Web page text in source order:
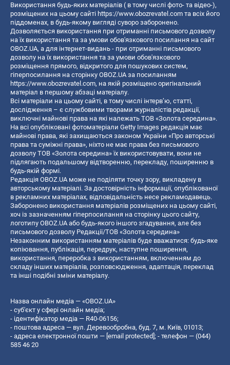
Використання будь-яких матеріалів ( в тому числі фото- та відео-),
розміщених на цьому сайті https://www.obozrevatel.com та всіх його
піддоменах, в будь-якому вигляді суворо заборонено.
Дозволяється використання при отриманні письмового дозволу
на їх використання та за умови обов'язкового посилання на сайт
OBOZ.UA, а для інтернет-видань - при отриманні письмового
дозволу на їх використання та за умови обов'язкового
розміщення прямого, відкритого для пошукових систем,
гіперпосилання на сторінку OBOZ.UA за посиланням
https://www.obozrevatel.com, на якій розміщено оригінальний
матеріал в першому абзаці матеріалу.
Всі матеріали на цьому сайті, в тому числі інтерв’ю, статті,
дослідження – є службовими творами журналістів редакції,
виключні майнові права на які належать ТОВ «Золота середина».
На всі опубліковані фотоматеріали Getty Images редакція має
майнові права, які захищаються законом України «Про авторські
права та суміжні права», ніхто не має права без письмового
дозволу ТОВ «Золота середина» їх використовувати, вони не
підлягають подальшому відтворенню, перекладу, поширенню в
будь-якій формі.
Редакція OBOZ.UA може не поділяти точку зору, викладену в
авторському матеріалі. За достовірність інформації, опублікованої
в рекламних матеріалах, відповідальність несе рекламодавець.
Заборонено використання матеріалів розміщених на цьому сайті,
хоч із зазначенням гіперпосилання на сторінку цього сайту,
логотипу OBOZ.UA або будь-якого іншого згадування, але без
письмового дозволу Редакції/ТОВ «Золота середина»
Незаконним використанням матеріалів буде вважатися: будь-яке
копiювання, публiкацiя, передрук, наступне поширення,
використання, переробка з використанням, включенням до
складу інших матеріалів, розповсюдження, адаптація, переклад
та інші подібні зміни матеріалу.
Назва онлайн медіа — «OBOZ.UA»
- суб'єкт у сфері онлайн медіа;
- ідентифікатор медіа — R40-06156;
- поштова адреса — вул. Деревообробна, буд. 7, м. Київ, 01013;
- адреса електронної пошти — [email protected]; - телефон — (044)
585 46 20